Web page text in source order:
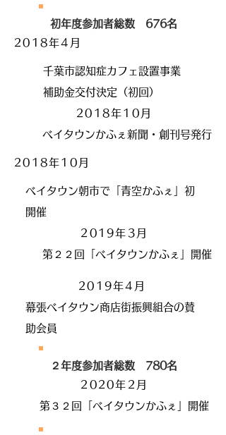
初年度参加者総数 676名
2018年4 月
千葉市認知症カフェ設置事業
補助金交付決定（初回）
2018年10 月
ベイタウンかふぇ新聞・創刊号発行
2018年10 月
ベイタウン朝市で「青空かふぇ」初
開催
2019年3 月
​第２２回「ベイタウンかふぇ」開催
2019年4 月
幕張ベイタウン商店街振興組合の賛
助会員
２年度参加者総数 780名
2020年2 月
​第３２回「ベイタウンかふぇ」開催